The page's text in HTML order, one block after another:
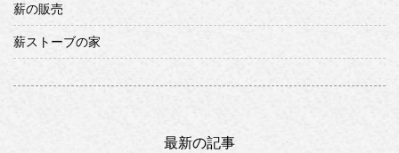
薪の販売
薪ストーブの家
最新の記事